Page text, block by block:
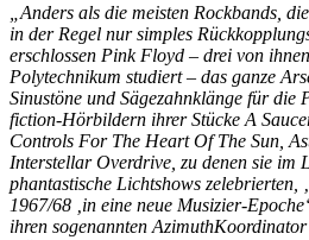
„Anders als die meisten Rockbands,
in der Regel nur simples
erschlossen Pink Floyd – drei von
Polytechnikum studiert – das ganze
Sinustöne und Sägezahnklänge für die
fiction-Hörbildern ihrer Stücke A
Controls For The Heart Of The Sun,
Interstellar Overdrive, zu denen sie im
phantastische Lichtshows zelebrierten,
1967/68 ‚in eine neue Musizier-
ihren sogenannten